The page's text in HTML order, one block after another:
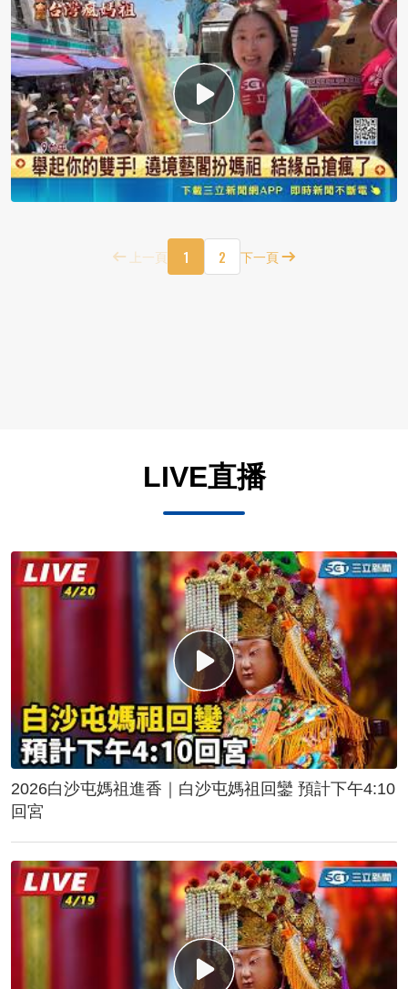
上一頁 1 2 下一頁
LIVE直播
2026白沙屯媽祖進香｜白沙屯媽祖回鑾 預計下午4:10
回宮